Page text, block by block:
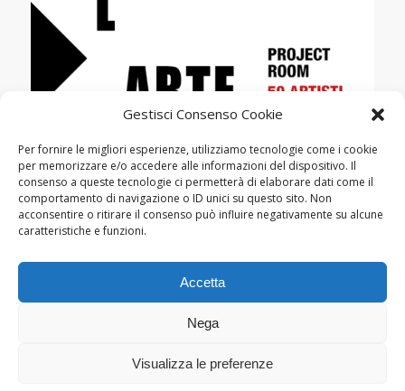
Gestisci Consenso Cookie
Per fornire le migliori esperienze, utilizziamo tecnologie come i cookie
per memorizzare e/o accedere alle informazioni del dispositivo. Il
consenso a queste tecnologie ci permetterà di elaborare dati come il
comportamento di navigazione o ID unici su questo sito. Non
acconsentire o ritirare il consenso può influire negativamente su alcune
caratteristiche e funzioni.
Accetta
Nega
Visualizza le preferenze
ATTRAVERSO L’ARTE. LA GALLERIA
IL GABBIANO 1968-2018,
CINQUANT’ANNI DI RICERCA
ARTISTICA